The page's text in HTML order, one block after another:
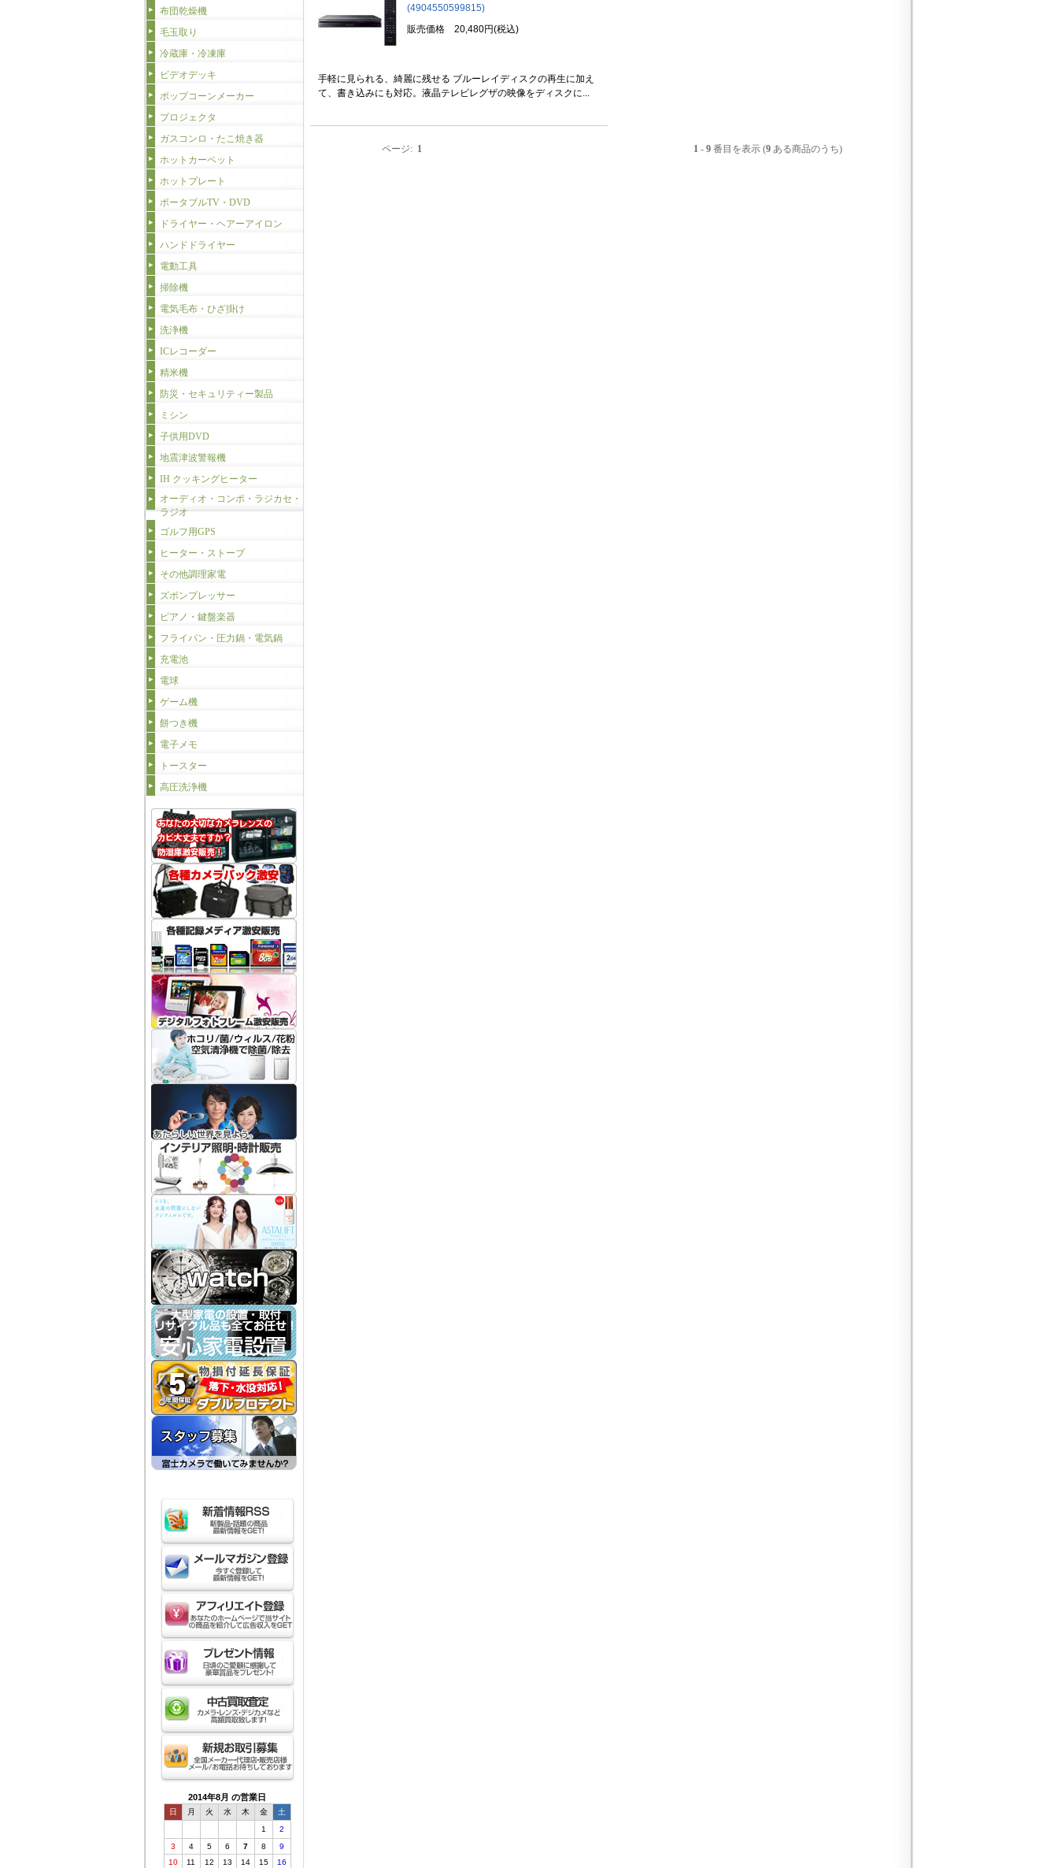
布団乾燥機
毛玉取り
冷蔵庫・冷凍庫
ビデオデッキ
ポップコーンメーカー
プロジェクタ
ガスコンロ・たこ焼き器
ホットカーペット
ホットプレート
ポータブルTV・DVD
ドライヤー・ヘアーアイロン
ハンドドライヤー
電動工具
掃除機
電気毛布・ひざ掛け
洗浄機
ICレコーダー
精米機
防災・セキュリティー製品
ミシン
子供用DVD
地震津波警報機
IH クッキングヒーター
オーディオ・コンポ・ラジカセ・
ラジオ
ゴルフ用GPS
ヒーター・ストーブ
その他調理家電
ズボンプレッサー
ピアノ・鍵盤楽器
フライパン・圧力鍋・電気鍋
充電池
電球
ゲーム機
餅つき機
電子メモ
トースター
高圧洗浄機
2014年8月 の営業日
日 月 火 水 木 金
土
1
2
3
4 5 6 7 8
9
10
11 12 13 14 15 16
(4904550599815)
販売価格 20,480円(税込)
手軽に見られる、綺麗に残せる ブルーレイディスクの再生に加え
て、書き込みにも対応。液晶テレビレグザの映像をディスクに...
ページ: 1 1 - 9 番目を表示 (9 ある商品のうち)